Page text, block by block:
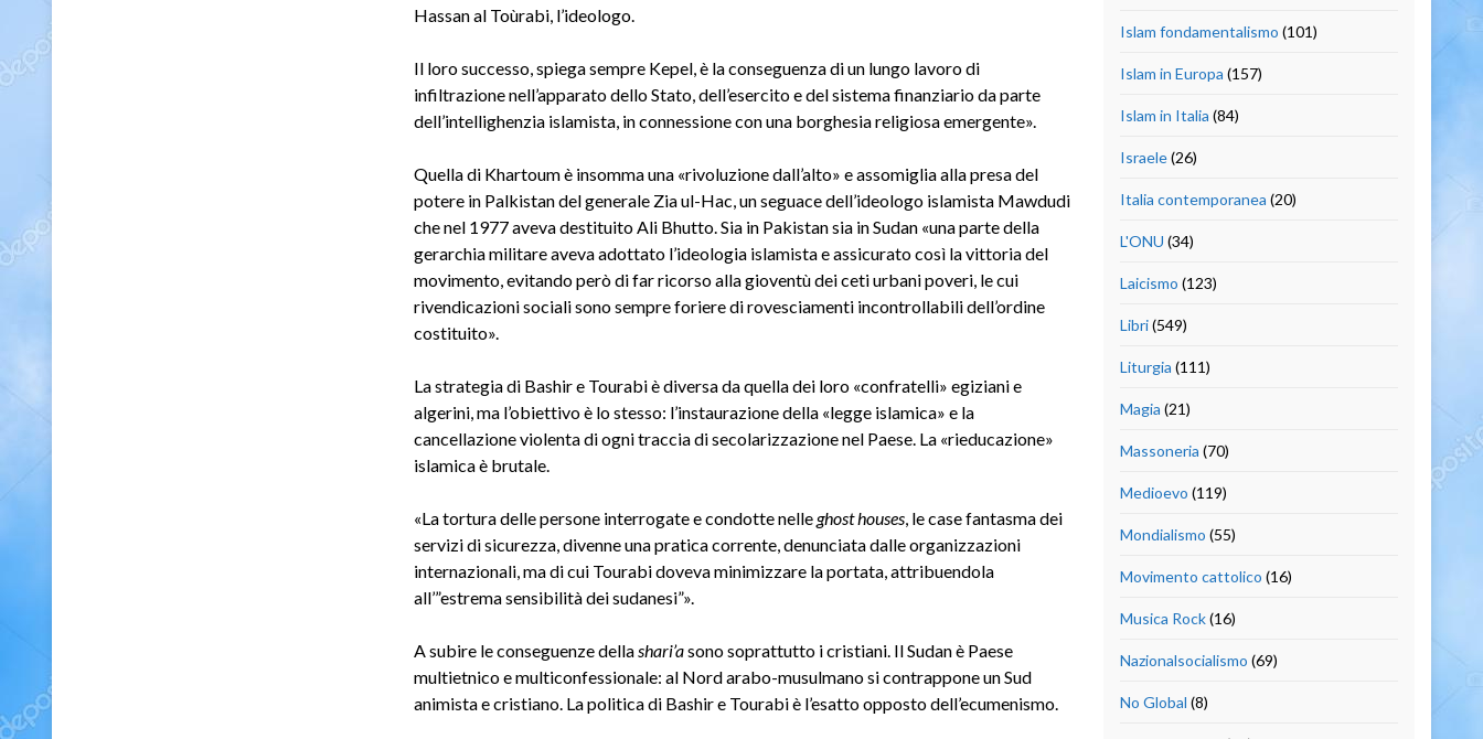
Hassan al Toùrabi, l’ideologo.
Il loro successo, spiega sempre Kepel, è la conseguenza di un lungo lavoro di
infiltrazione nell’apparato dello Stato, dell’esercito e del sistema finanziario da parte
dell’intellighenzia islamista, in connessione con una borghesia religiosa emergente».
Quella di Khartoum è insomma una «rivoluzione dall’alto» e assomiglia alla presa del
potere in Palkistan del generale Zia ul-Hac, un seguace dell’ideologo islamista Mawdudi
che nel 1977 aveva destituito Ali Bhutto. Sia in Pakistan sia in Sudan «una parte della
gerarchia militare aveva adottato l’ideologia islamista e assicurato così la vittoria del
movimento, evitando però di far ricorso alla gioventù dei ceti urbani poveri, le cui
rivendicazioni sociali sono sempre foriere di rovesciamenti incontrollabili dell’ordine
costituito».
La strategia di Bashir e Tourabi è diversa da quella dei loro «confratelli» egiziani e
algerini, ma l’obiettivo è lo stesso: l’instaurazione della «legge islamica» e la
cancellazione violenta di ogni traccia di secolarizzazione nel Paese. La «rieducazione»
islamica è brutale.
«La tortura delle persone interrogate e condotte nelleghost houses, le case fantasma dei
servizi di sicurezza, divenne una pratica corrente, denunciata dalle organizzazioni
internazionali, ma di cui Tourabi doveva minimizzare la portata, attribuendola
all’”estrema sensibilità dei sudanesi”».
A subire le conseguenze della shari’asono soprattutto i cristiani. Il Sudan è Paese
multietnico e multiconfessionale: al Nord arabo-musulmano si contrappone un Sud
animista e cristiano. La politica di Bashir e Tourabi è l’esatto opposto dell’ecumenismo.
Islam fondamentalismo (101)
Islam in Europa (157)
Islam in Italia (84)
Israele(26)
Italia contemporanea (20)
L'ONU (34)
Laicismo (123)
Libri(549)
Liturgia (111)
Magia (21)
Massoneria (70)
Medioevo (119)
Mondialismo (55)
Movimento cattolico (16)
Musica Rock(16)
Nazionalsocialismo (69)
No Global (8)